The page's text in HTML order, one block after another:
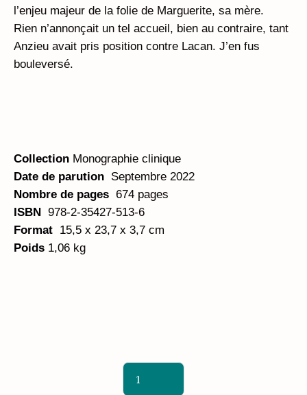
l’enjeu majeur de la folie de Marguerite, sa mère.
Rien n’annonçait un tel accueil, bien au contraire, tant
Anzieu avait pris position contre Lacan. J’en fus
bouleversé.
Collection Monographie clinique
Date de parution Septembre 2022
Nombre de pages 674 pages
ISBN 978-2-35427-513-6
Format 15,5 x 23,7 x 3,7 cm
Poids 1,06 kg